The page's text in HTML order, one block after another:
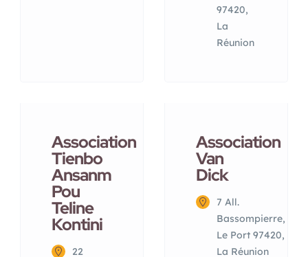
97420,
La
Réunion
Association
Tienbo
Ansanm
Pou
Teline
Kontini
22
Association
Van
Dick
7 All.
Bassompierre,
Le Port 97420,
La Réunion